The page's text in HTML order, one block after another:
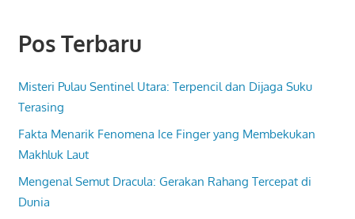
Pos Terbaru
Misteri Pulau Sentinel Utara: Terpencil dan Dijaga Suku
Terasing
Fakta Menarik Fenomena Ice Finger yang Membekukan
Makhluk Laut
Mengenal Semut Dracula: Gerakan Rahang Tercepat di
Dunia